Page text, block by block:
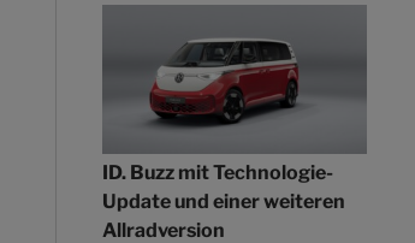
ID. Buzz mit Technologie-
Update und einer weiteren
Allradversion